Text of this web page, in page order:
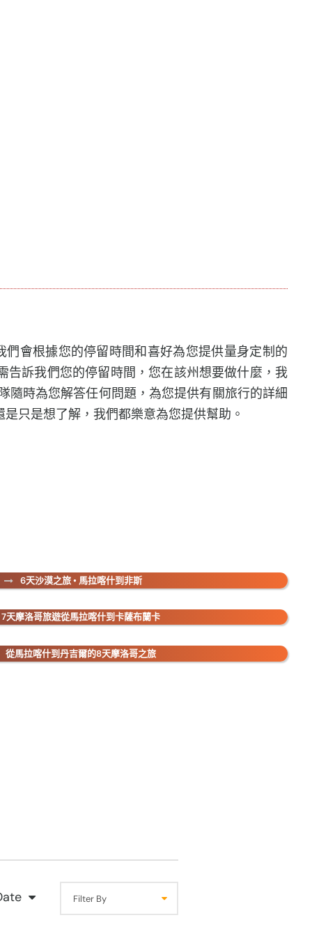
們會根據您的停留時間和喜好為您提供量身定制的
訴我們您的停留時間，您在該州想要做什麼，我
隨時為您解答任何問題，為您提供有關旅行的詳細
只是想了解，我們都樂意為您提供幫助。
6天沙漠之旅 • 馬拉喀什到非斯
7天摩洛哥旅遊從馬拉喀什到卡薩布蘭卡
從馬拉喀什到丹吉爾的8天摩洛哥之旅